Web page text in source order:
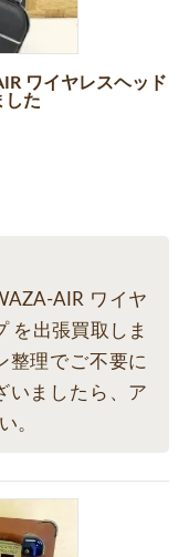
ワイヤレスヘッド
した
AIR ワイヤ
を出張買取しま
整理でご不要に
いましたら、ア
。